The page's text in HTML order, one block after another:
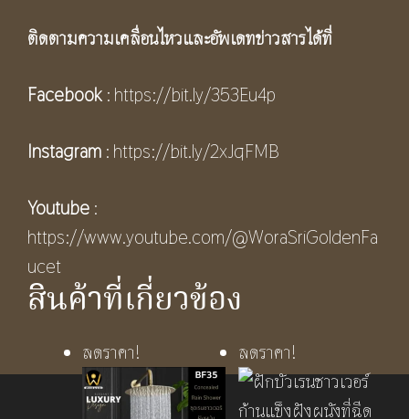
ติดตามความเคลื่อนไหวและอัพเดทข่าวสารได้ที่
Facebook : https://bit.ly/353Eu4p
Instagram : https://bit.ly/2xJqFMB
Youtube :
https://www.youtube.com/@WoraSriGoldenFa
ucet
สินค้าที่เกี่ยวข้อง
ลดราคา! ลดราคา!